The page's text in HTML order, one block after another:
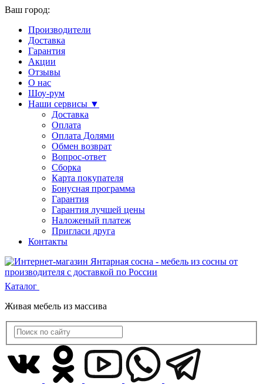
Ваш город:
Производители
Доставка
Гарантия
Акции
Отзывы
О нас
Шоу-рум
Наши сервисы ▼
Доставка
Оплата
Оплата Долями
Обмен возврат
Вопрос-ответ
Сборка
Карта покупателя
Бонусная программа
Гарантия
Гарантия лучшей цены
Наложеный платеж
Пригласи друга
Контакты
Каталог
Живая мебель из массива